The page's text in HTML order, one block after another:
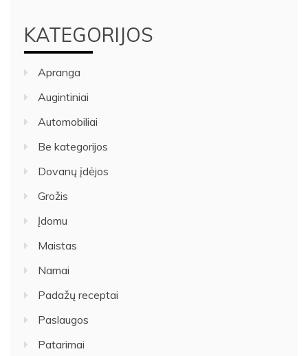
KATEGORIJOS
Apranga
Augintiniai
Automobiliai
Be kategorijos
Dovanų įdėjos
Grožis
Įdomu
Maistas
Namai
Padažų receptai
Paslaugos
Patarimai